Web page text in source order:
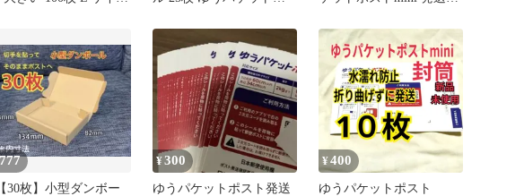
梱包資材 発送 透けな
防水 普通 郵便 クリッ
ポスト 封筒 フリマ 宅
ネコポス 黒色 ブラ
安い 大量 100 ネッ
ョップ
量!!
30枚】小型ダンボー
¥300
ゆうパケットポスト発送
¥400
ゆうパケットポスト